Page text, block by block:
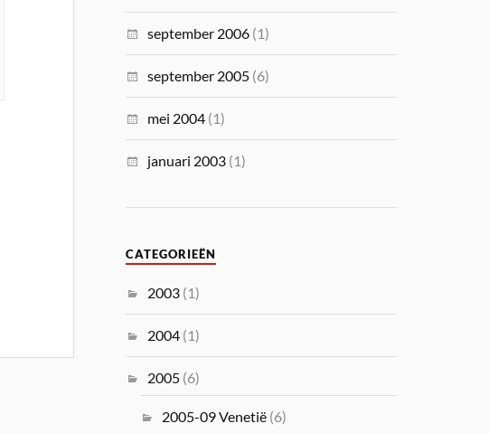
september 2006 (1)
september 2005 (6)
mei 2004 (1)
januari 2003 (1)
CATEGORIEËN
2003 (1)
2004 (1)
2005 (6)
2005-09 Venetië (6)